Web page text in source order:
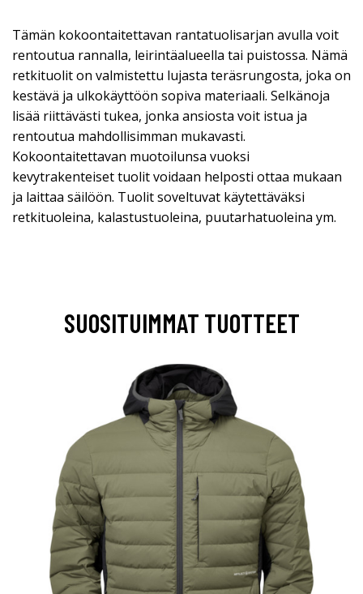
Tämän kokoontaitettavan rantatuolisarjan avulla voit
rentoutua rannalla, leirintäalueella tai puistossa. Nämä
retkituolit on valmistettu lujasta teräsrungosta, joka on
kestävä ja ulkokäyttöön sopiva materiaali. Selkänoja
lisää riittävästi tukea, jonka ansiosta voit istua ja
rentoutua mahdollisimman mukavasti.
Kokoontaitettavan muotoilunsa vuoksi
kevytrakenteiset tuolit voidaan helposti ottaa mukaan
ja laittaa säilöön. Tuolit soveltuvat käytettäväksi
retkituoleina, kalastustuoleina, puutarhatuoleina ym.
SUOSITUIMMAT TUOTTEET